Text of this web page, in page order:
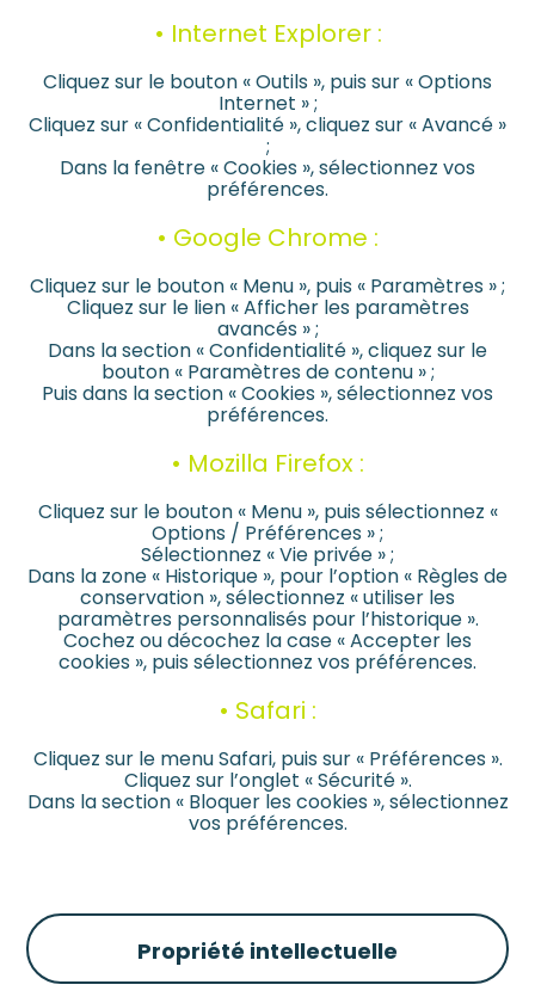
• Internet Explorer :
Cliquez sur le bouton « Outils », puis sur « Options
Internet » ;
Cliquez sur « Confidentialité », cliquez sur « Avancé »
;
Dans la fenêtre « Cookies », sélectionnez vos
préférences.
• Google Chrome :
Cliquez sur le bouton « Menu », puis « Paramètres » ;
Cliquez sur le lien « Afficher les paramètres
avancés » ;
Dans la section « Confidentialité », cliquez sur le
bouton « Paramètres de contenu » ;
Puis dans la section « Cookies », sélectionnez vos
préférences.
• Mozilla Firefox :
Cliquez sur le bouton « Menu », puis sélectionnez «
Options / Préférences » ;
Sélectionnez « Vie privée » ;
Dans la zone « Historique », pour l’option « Règles de
conservation », sélectionnez « utiliser les
paramètres personnalisés pour l’historique ».
Cochez ou décochez la case « Accepter les
cookies », puis sélectionnez vos préférences.
• Safari :
Cliquez sur le menu Safari, puis sur « Préférences ».
Cliquez sur l’onglet « Sécurité ».
Dans la section « Bloquer les cookies », sélectionnez
vos préférences.
Propriété intellectuelle